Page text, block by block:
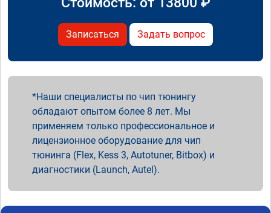
Записаться Задать вопрос
Наши специалисты по чип тюнингу
обладают опытом более 8 лет. Мы
применяем только профессиональное и
лицензионное оборудование для чип
тюнинга (Flex, Kess 3, Autotuner, Bitbox) и
диагностики (Launch, Autel).